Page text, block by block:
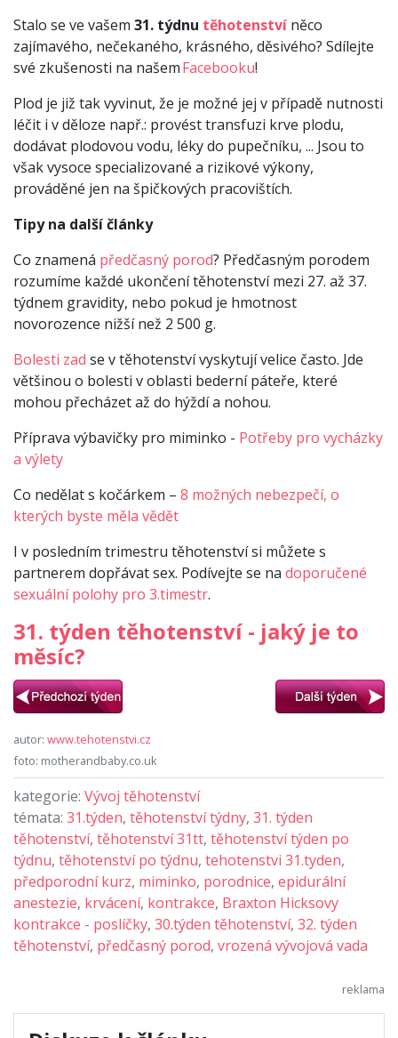
Stalo se ve vašem 31. týdnu těhotenství něco
zajímavého, nečekaného, krásného, děsivého? Sdílejte
své zkušenosti na našemFacebooku!
Plod je již tak vyvinut, že je možné jej v případě nutnosti
léčit i v děloze např.: provést transfuzi krve plodu,
dodávat plodovou vodu, léky do pupečníku, ... Jsou to
však vysoce specializované a rizikové výkony,
prováděné jen na špičkových pracovištích.
Tipy na další články
Co znamená předčasný porod? Předčasným porodem
rozumíme každé ukončení těhotenství mezi 27. až 37.
týdnem gravidity, nebo pokud je hmotnost
novorozence nižší než 2 500 g.
Bolesti zad se v těhotenství vyskytují velice často. Jde
většinou o bolesti v oblasti bederní páteře, které
mohou přecházet až do hýždí a nohou.
Příprava výbavičky pro miminko - Potřeby pro vycházky
a výlety
Co nedělat s kočárkem – 8 možných nebezpečí, o
kterých byste měla vědět
I v posledním trimestru těhotenství si můžete s
partnerem dopřávat sex. Podívejte se na doporučené
sexuální polohy pro 3.timestr.
31. týden těhotenství - jaký je to
měsíc?
autor: www.tehotenstvi.cz
foto: motherandbaby.co.uk
kategorie: Vývoj těhotenství
témata: 31.týden, těhotenství týdny, 31. týden
těhotenství, těhotenství 31tt, těhotenství týden po
týdnu, těhotenství po týdnu, tehotenstvi 31.tyden,
předporodní kurz, miminko, porodnice, epidurální
anestezie, krvácení, kontrakce, Braxton Hicksovy
kontrakce - poslíčky, 30.týden těhotenství, 32. týden
těhotenství, předčasný porod, vrozená vývojová vada